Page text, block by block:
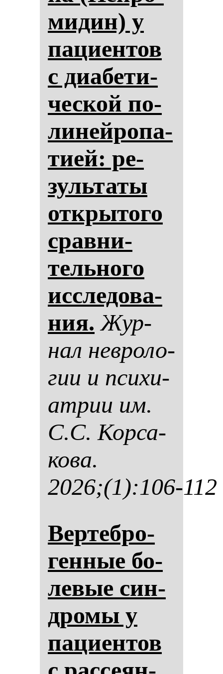
ми­дин) у
па­ци­ен­тов
с ди­абе­ти­
чес­кой по­
ли­ней­ро­па­
ти­ей: ре­
зуль­та­ты
от­кры­то­го
срав­ни­
тель­но­го
ис­сле­до­ва­
ния. Жур­
нал нев­ро­ло­
гии и пси­хи­
ат­рии им.
С.С. Кор­са­
ко­ва.
2026;(1):106-112
Вер­теб­ро­
ген­ные бо­
ле­вые син­
дро­мы у
па­ци­ен­тов